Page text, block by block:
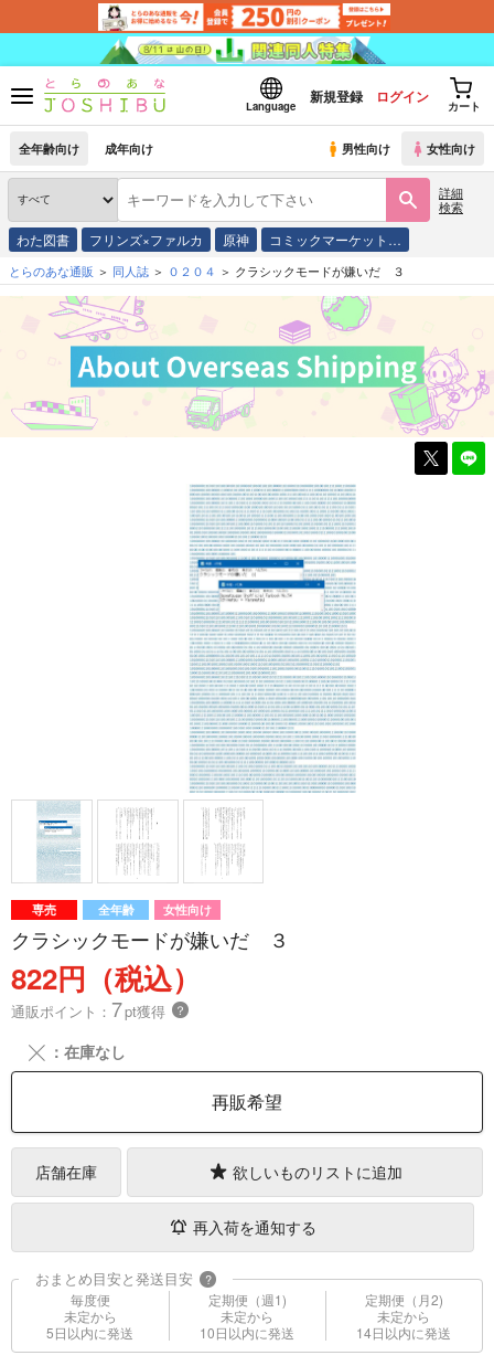
Language
新規登録 ログイン
カート
全年齢向け 成年向け 男性向け 女性向け
詳細
検索
わた図書 フリンズ×ファルカ 原神 コミックマーケット…
とらのあな通販 同人誌 ０２０４ クラシックモードが嫌いだ ３
専売 全年齢 女性向け
クラシックモードが嫌いだ ３
822円（税込）
通販ポイント： 7pt獲得 ？
╳ ：在庫なし
再販希望
店舗在庫 欲しいものリストに追加
再入荷を通知する
おまとめ目安と発送目安 ?
毎度便
未定から
5日以内に発送
定期便（週1)
未定から
10日以内に発送
定期便（月2)
未定から
14日以内に発送